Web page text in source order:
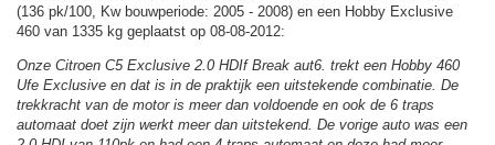
(136 pk/100, Kw bouwperiode: 2005 - 2008) en een Hobby Exclusive
460 van 1335 kg geplaatst op 08-08-2012:
Onze Citroen C5 Exclusive 2.0 HDIf Break aut6. trekt een Hobby 460
Ufe Exclusive en dat is in de praktijk een uitstekende combinatie. De
trekkracht van de motor is meer dan voldoende en ook de 6 traps
automaat doet zijn werkt meer dan uitstekend. De vorige auto was een